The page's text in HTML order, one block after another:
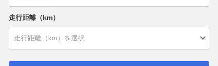
走行距離（km）